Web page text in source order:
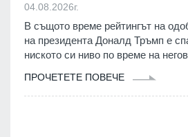
04.08.2026г.
В същото време рейтингът на
на президента Доналд Тръмп е
ниското си ниво по време на
ПРОЧЕТЕТЕ ПОВЕЧЕ